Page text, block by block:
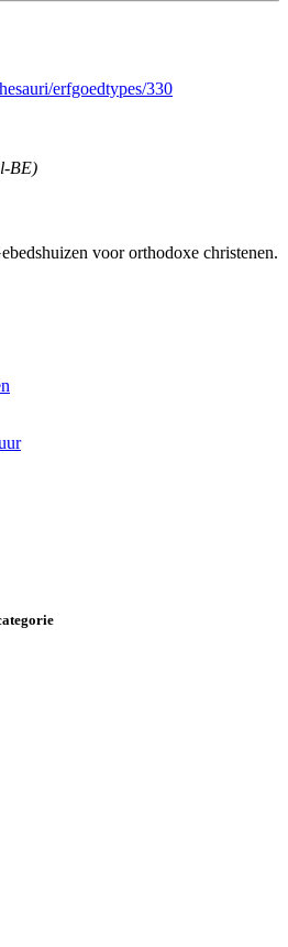
erfgoedtypes/330
BE)
voor orthodoxe christenen.